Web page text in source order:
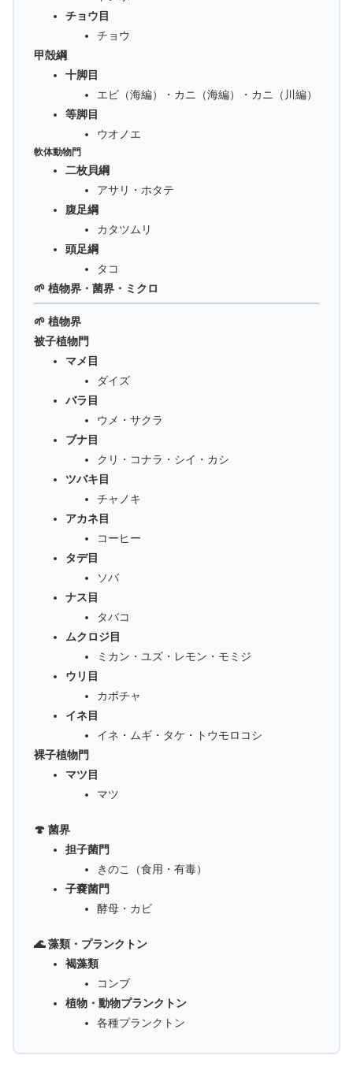
チョウ目
チョウ
甲殻綱
十脚目
エビ（海編）・カニ（海編）・カニ（川編）
等脚目
ウオノエ
軟体動物門
二枚貝綱
アサリ・ホタテ
腹足綱
カタツムリ
頭足綱
タコ
🌱 植物界・菌界・ミクロ
🌱 植物界
被子植物門
マメ目
ダイズ
バラ目
ウメ・サクラ
ブナ目
クリ・コナラ・シイ・カシ
ツバキ目
チャノキ
アカネ目
コーヒー
タデ目
ソバ
ナス目
タバコ
ムクロジ目
ミカン・ユズ・レモン・モミジ
ウリ目
カボチャ
イネ目
イネ・ムギ・タケ・トウモロコシ
裸子植物門
マツ目
マツ
🍄 菌界
担子菌門
きのこ（食用・有毒）
子嚢菌門
酵母・カビ
🌊 藻類・プランクトン
褐藻類
コンブ
植物・動物プランクトン
各種プランクトン